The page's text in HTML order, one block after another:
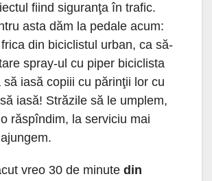
fiind siguranţa în trafic.
asta dăm la pedale acum:
din biciclistul urban, ca să-
spray-ul cu piper biciclista
să iasă copiii cu părinţii lor cu
iasă! Străzile să le umplem,
răspîndim, la serviciu mai
vreo 30 de minute din